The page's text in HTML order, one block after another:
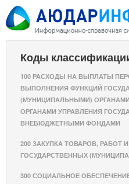
Коды
100 РАСХОДЫ НА ВЫПЛАТЫ
ВЫПОЛНЕНИЯ ФУНКЦИЙ
(МУНИЦИПАЛЬНЫМИ)
ОРГАНАМИ УПРАВЛЕНИЯ
ВНЕБЮДЖЕТНЫМИ ФОНДАМИ
200 ЗАКУПКА ТОВАРОВ, РАБОТ
ГОСУДАРСТВЕННЫХ
300 СОЦИАЛЬНОЕ